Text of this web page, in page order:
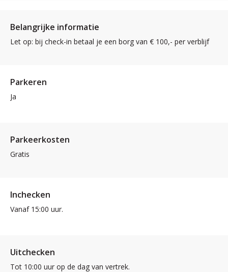
Belangrijke informatie
Let op: bij check-in betaal je een borg van € 100,- per verblijf
Parkeren
Ja
Parkeerkosten
Gratis
Inchecken
Vanaf 15:00 uur.
Uitchecken
Tot 10:00 uur op de dag van vertrek.